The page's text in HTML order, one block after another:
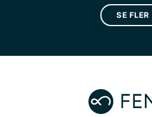
SE FLER